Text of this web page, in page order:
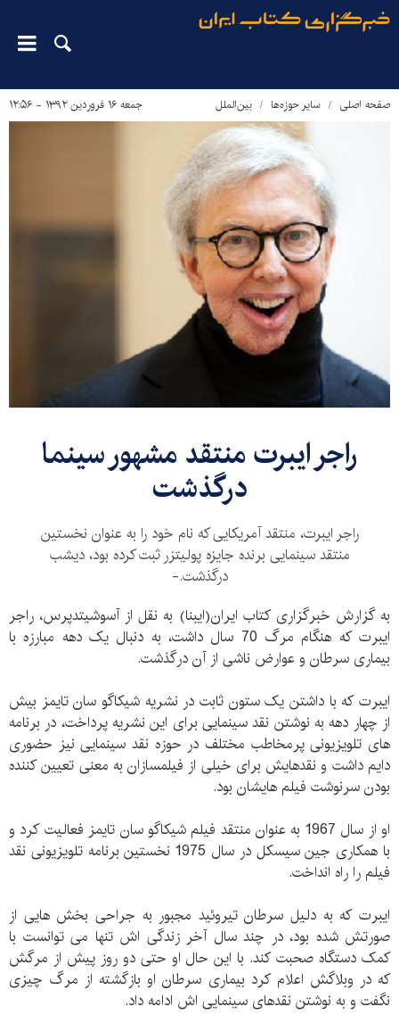
صفحه اصلی سایر حوزه‌ها بین‌الملل جمعه ۱۶ فروردین ۱۳۹۲ - ۱۲:۵۶
راجر ایبرت منتقد مشهور سینما
درگذشت
راجر ایبرت، منتقد آمریکایی که نام خود را به عنوان نخستین
منتقد سینمایی برنده جایزه پولیتزر ثبت کرده بود، دیشب
درگذشت.-
به گزارش خبرگزاری کتاب ایران(ایبنا) به نقل از آسوشیتدپرس، راجر
ایبرت که هنگام مرگ 70 سال داشت، به دنبال یک دهه مبارزه با
بیماری سرطان و عوارض ناشی از آن درگذشت.
ایبرت که با داشتن یک ستون ثابت در نشریه شیکاگو سان تایمز بیش
از چهار دهه به نوشتن نقد سینمایی برای این نشریه پرداخت، در برنامه
های تلویزیونی پرمخاطب مختلف در حوزه نقد سینمایی نیز حضوری
دایم داشت و نقدهایش برای خیلی از فیلمسازان به معنی تعیین کننده
بودن سرنوشت فیلم هایشان بود.
او از سال 1967 به عنوان منتقد فیلم شیکاگو سان تایمز فعالیت کرد و
با همکاری جین سیسکل در سال 1975 نخستین برنامه تلویزیونی نقد
فیلم را راه انداخت.
ایبرت که به دلیل سرطان تیروئید مجبور به جراحی بخش هایی از
صورتش شده بود، در چند سال آخر زندگی اش تنها می توانست با
کمک دستگاه صحبت کند. با این حال او حتی دو روز پیش از مرگش
که در وبلاگش اعلام کرد بیماری سرطان او بازگشته از مرگ چیزی
نگفت و به نوشتن نقدهای سینمایی اش ادامه داد.